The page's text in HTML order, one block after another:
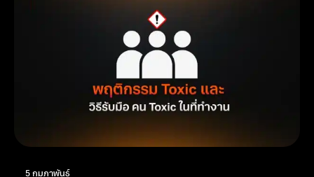
5 กุมภาพันธ์